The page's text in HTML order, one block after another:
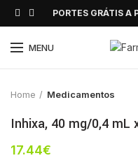
PORTES GRÁTIS A
MENUClick to enlarge
Home Medicamentos
Inhixa, 40 mg/0,4 mL
17.44€